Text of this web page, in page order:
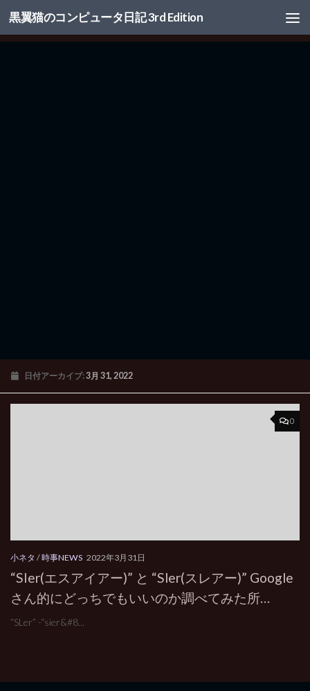
コンテンツへスキップ
黒翼猫のコンピュータ日記 3rd Edition
日付アーカイブ:3月 31, 2022
0
小ネタ /時事NEWS 2022年3月31日
“SIer(エスアイアー)” と “Sler(スレアー)” Google
さん的にどっちでもいいのか調べてみた所…
“SLer” -“sier&#8...